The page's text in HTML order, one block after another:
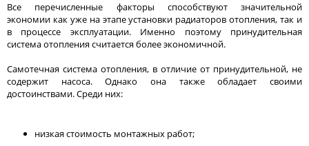
Все перечисленные факторы способствуют значительной
экономии как уже на этапе установки радиаторов отопления, так и
в процессе эксплуатации. Именно поэтому принудительная
система отопления считается более экономичной.
Самотечная система отопления, в отличие от принудительной, не
содержит насоса. Однако она также обладает своими
достоинствами. Среди них:
низкая стоимость монтажных работ;